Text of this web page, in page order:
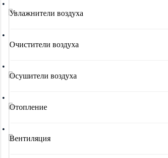
Увлажнители воздуха
Очистители воздуха
Осушители воздуха
Отопление
Вентиляция